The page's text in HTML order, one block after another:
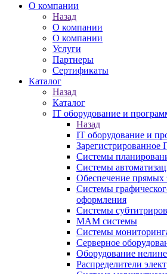
О компании
Назад
О компании
О компании
Услуги
Партнеры
Сертификаты
Каталог
Назад
Каталог
IT оборудование и
Назад
IT оборудование и
Зарегистрированное
Системы
Системы
Обеспечение прямых
Системы
оформления
Системы
MAM системы
Системы
Серверное
Оборудование
Распределители